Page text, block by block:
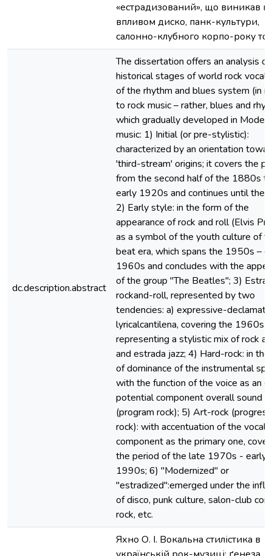
«естрадизований», що виникав
впливом диско, панк-культури,
салонно-клубного корпо-року
dc.description.abstract
The dissertation offers an analysis
historical stages of world rock
of the rhythm and blues system (in
to rock music – rather, blues and
which gradually developed in Modern
music: 1) Initial (or pre-stylistic):
characterized by an orientation
'third-stream' origins; it covers the
from the second half of the 1880s
early 1920s and continues until the
2) Early style: in the form of the
appearance of rock and roll (Elvis
as a symbol of the youth culture of
beat era, which spans the 1950s –
1960s and concludes with the
of the group "The Beatles"; 3)
rockand-roll, represented by two
tendencies: a) expressive-
lyricalcantilena, covering the 1960s
representing a stylistic mix of rock
and estrada jazz; 4) Hard-rock: in
of dominance of the instrumental
with the function of the voice as an
potential component overall sound
(program rock); 5) Art-rock
rock): with accentuation of the vocal
component as the primary one,
the period of the late 1970s - early
1990s; 6) "Modernized" or
"estradized":emerged under the
of disco, punk culture, salon-club
rock, etc.
Яхно О. І. Вокальна стилістика в